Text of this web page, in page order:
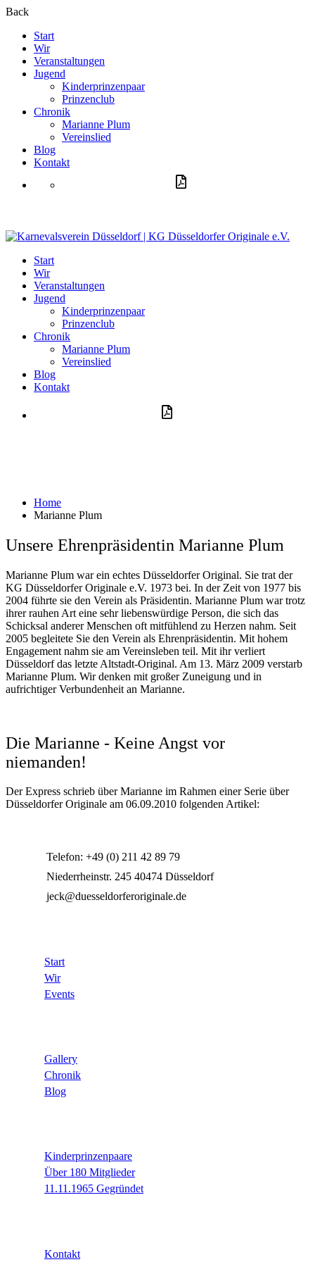
Back
Start
Wir
Veranstaltungen
Jugend
Kinderprinzenpaar
Prinzenclub
Chronik
Marianne Plum
Vereinslied
Blog
Kontakt
Start
Wir
Veranstaltungen
Jugend
Kinderprinzenpaar
Prinzenclub
Chronik
Marianne Plum
Vereinslied
Blog
Kontakt
Home
Marianne Plum
Unsere Ehrenpräsidentin Marianne Plum
Marianne Plum war ein echtes Düsseldorfer Original. Sie trat der
KG Düsseldorfer Originale e.V. 1973 bei. In der Zeit von 1977 bis
2004 führte sie den Verein als Präsidentin. Marianne Plum war trotz
ihrer rauhen Art eine sehr liebenswürdige Person, die sich das
Schicksal anderer Menschen oft mitfühlend zu Herzen nahm. Seit
2005 begleitete Sie den Verein als Ehrenpräsidentin. Mit hohem
Engagement nahm sie am Vereinsleben teil. Mit ihr verliert
Düsseldorf das letzte Altstadt-Original. Am 13. März 2009 verstarb
Marianne Plum. Wir denken mit großer Zuneigung und in
aufrichtiger Verbundenheit an Marianne.
Die Marianne - Keine Angst vor
niemanden!
Der Express schrieb über Marianne im Rahmen einer Serie über
Düsseldorfer Originale am 06.09.2010 folgenden Artikel:
Telefon: +49 (0) 211 42 89 79
Niederrheinstr. 245 40474 Düsseldorf
jeck@duesseldorferoriginale.de
Start
Wir
Events
Gallery
Chronik
Blog
Kinderprinzenpaare
Über 180 Mitglieder
11.11.1965 Gegründet
Kontakt